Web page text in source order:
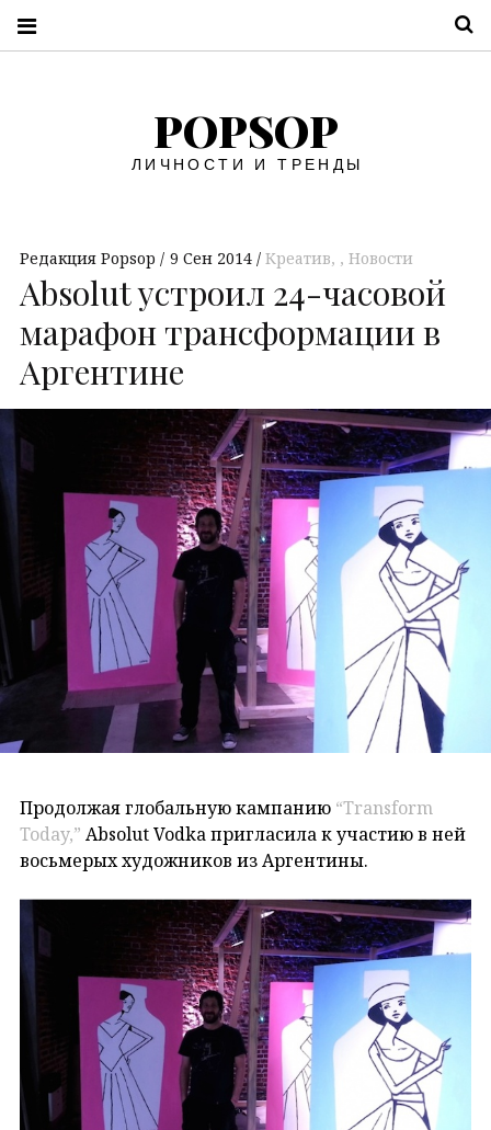
POPSOP
ЛИЧНОСТИ И ТРЕНДЫ
Редакция Popsop 9 Сен 2014 Креатив, Новости
Absolut устроил 24-часовой
марафон трансформации в
Аргентине
Продолжая глобальную кампанию “Transform
Today,” Absolut Vodka пригласила к участию в ней
восьмерых художников из Аргентины.